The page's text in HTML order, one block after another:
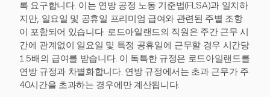
록 요구합니다. 이는 연방 공정 노동 기준법(FLSA)과 일치하
지만, 일요일 및 공휴일 프리미엄 급여와 관련된 주별 조항
이 포함되어 있습니다. 로드아일랜드의 직원은 주간 근무 시
간에 관계없이 일요일 및 특정 공휴일에 근무할 경우 시간당
1.5배의 급여를 받습니다. 이 독특한 규정은 로드아일랜드를
연방 규정과 차별화합니다. 연방 규정에서는 초과 근무가 주
40시간을 초과하는 경우에만 계산됩니다.